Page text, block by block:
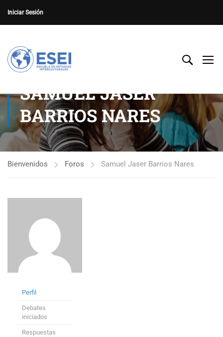
Iniciar Sesión
SAMUEL JASER
BARRIOS NARES
Bienvenidos Foros Samuel Jaser Barrios Nares
Perfil
Debates
iniciados
Respuestas